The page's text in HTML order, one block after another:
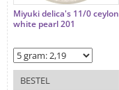
Miyuki delica's 11/0 ceylon
white pearl 201
BESTEL